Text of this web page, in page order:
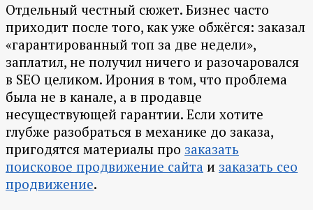
Отдельный честный сюжет. Бизнес часто
приходит после того, как уже обжёгся: заказал
«гарантированный топ за две недели»,
заплатил, не получил ничего и разочаровался
в SEO целиком. Ирония в том, что проблема
была не в канале, а в продавце
несуществующей гарантии. Если хотите
глубже разобраться в механике до заказа,
пригодятся материалы про заказать
поисковое продвижение сайта и заказать сео
продвижение.